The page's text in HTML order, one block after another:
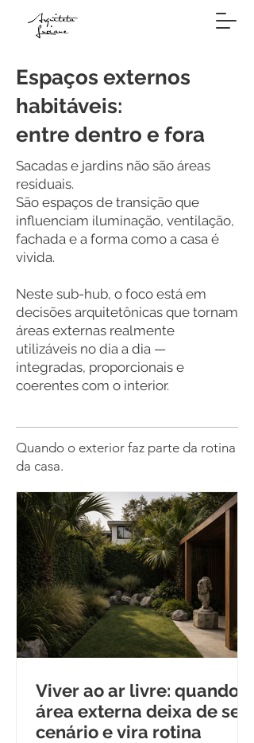
Espaços externos
habitáveis:
entre dentro e fora
Sacadas e jardins não são áreas
residuais.
São espaços de transição que
influenciam iluminação, ventilação,
fachada e a forma como a casa é
vivida.
Neste sub-hub, o foco está em
decisões arquitetônicas que tornam
áreas externas realmente
utilizáveis no dia a dia —
integradas, proporcionais e
coerentes com o interior.
Quando o exterior faz parte da rotina
da casa.
Viver ao ar livre: quando a
área externa deixa de ser
cenário e vira rotina